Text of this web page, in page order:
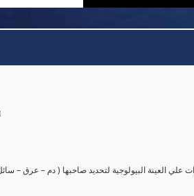
علي العينة البيولوجية لتحديد صاحبها ( دم – عرق